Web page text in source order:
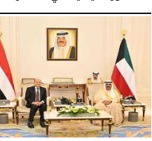
الخميس، 21 ديسمبر 2023 10:45 مـ